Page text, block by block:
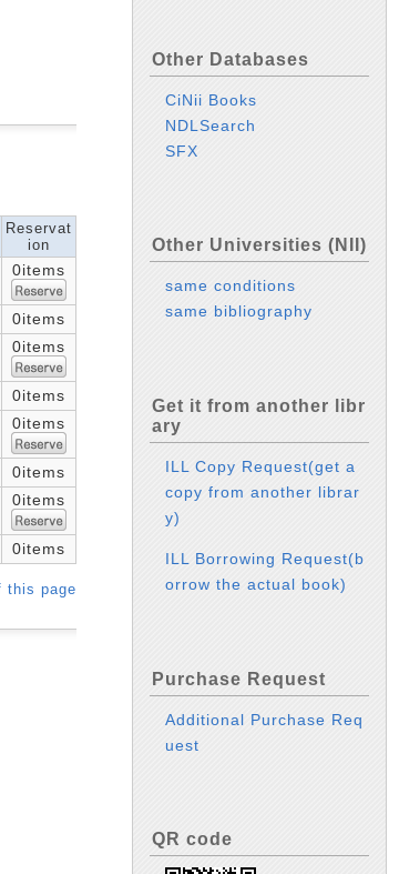
Reservat
ion
0items
0items
0items
0items
0items
0items
0items
0items
this page
Other Databases
CiNii Books
NDLSearch
SFX
Other Universities (NII)
same conditions
same bibliography
Get it from another libr
ary
ILL Copy Request(get a
copy from another librar
y)
ILL Borrowing Request(b
orrow the actual book)
Purchase Request
Additional Purchase Req
uest
QR code